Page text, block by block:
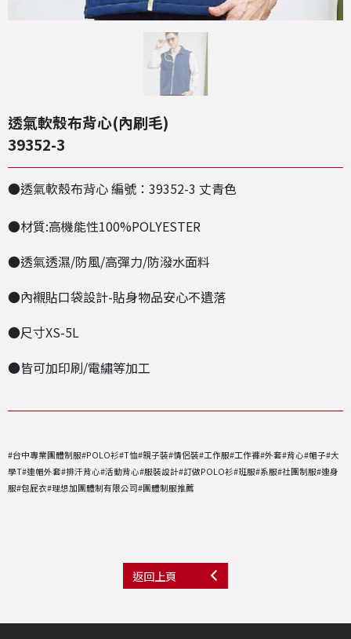
透氣軟殼布背心(內刷毛)
39352-3
●透氣軟殼布背心 編號：39352-3 丈青色
●材質:高機能性100%POLYESTER
●透氣透濕/防風/高彈力/防潑水面料
●內襯貼口袋設計-貼身物品安心不遺落
●尺寸XS-5L
●皆可加印刷/電繡等加工
#台中專業團體制服#POLO衫#T恤#親子裝#情侶裝#工作服#工作褲#外套#背心#帽子#大
學T#連帽外套#排汗背心#活動背心#服裝設計#訂做POLO衫#班服#系服#社團制服#連身
服#包屁衣#理想加團體制有限公司#團體制服推薦
返回上頁